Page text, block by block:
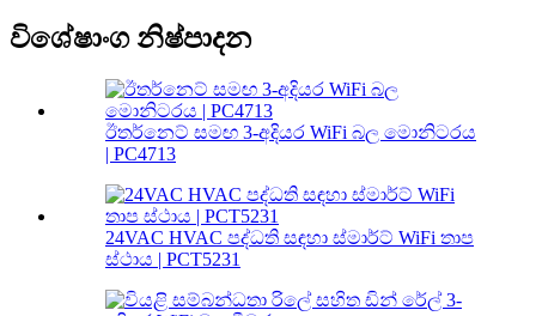
විශේෂාංග නිෂ්පාදන
ඊතර්නෙට් සමඟ 3-අදියර WiFi බල මොනිටරය
| PC4713
24VAC HVAC පද්ධති සඳහා ස්මාර්ට් WiFi තාප
ස්ථාය | PCT5231